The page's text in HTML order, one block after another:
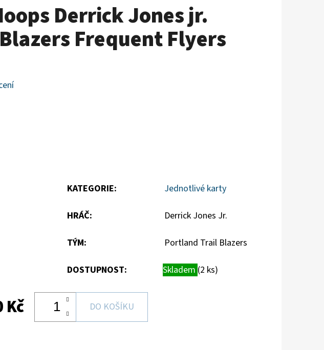
Derrick Jones jr.
Frequent Flyers
KATEGORIE: Jednotlivé karty
HRÁČ: Derrick Jones Jr.
TÝM: Portland Trail Blazers
DOSTUPNOST: Skladem (2 ks)
Kč DO KOŠÍKU